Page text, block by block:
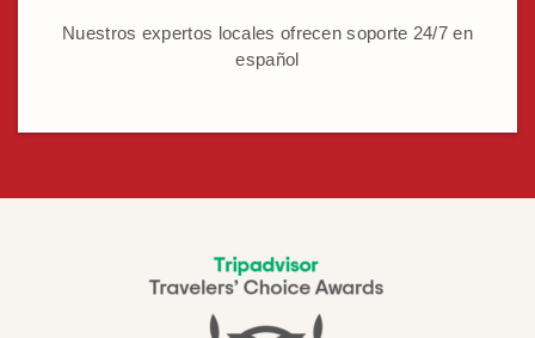
Nuestros expertos locales ofrecen soporte 24/7 en
español